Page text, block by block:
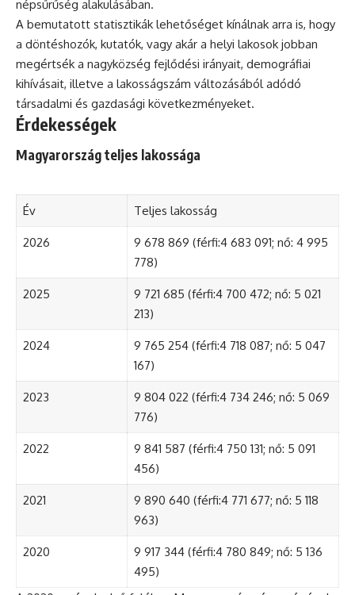
népsűrűség alakulásában.
A bemutatott statisztikák lehetőséget kínálnak arra is, hogy
a döntéshozók, kutatók, vagy akár a helyi lakosok jobban
megértsék a nagyközség fejlődési irányait, demográfiai
kihívásait, illetve a lakosságszám változásából adódó
társadalmi és gazdasági következményeket.
Érdekességek
Magyarország teljes lakossága
Év Teljes lakosság
2026
9 678 869 (férfi:4 683 091; nő: 4 995
778)
2025
9 721 685 (férfi:4 700 472; nő: 5 021
213)
2024
9 765 254 (férfi:4 718 087; nő: 5 047
167)
2023
9 804 022 (férfi:4 734 246; nő: 5 069
776)
2022
9 841 587 (férfi:4 750 131; nő: 5 091
456)
2021
9 890 640 (férfi:4 771 677; nő: 5 118
963)
2020
9 917 344 (férfi:4 780 849; nő: 5 136
495)